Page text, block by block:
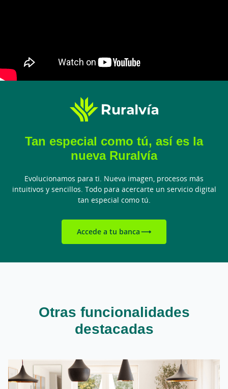
Tan especial como tú, así es la
nueva Ruralvía
Evolucionamos para ti. Nueva imagen, procesos más
intuitivos y sencillos. Todo para acercarte un servicio digital
tan especial como tú.
Accede a tu banca
Otras funcionalidades
destacadas